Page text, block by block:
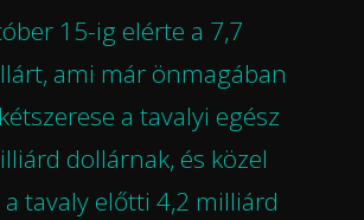
15-ig elérte a 7,7
ami már önmagában
a tavalyi egész
dollárnak, és közel
a tavaly előtti 4,2 milliárd